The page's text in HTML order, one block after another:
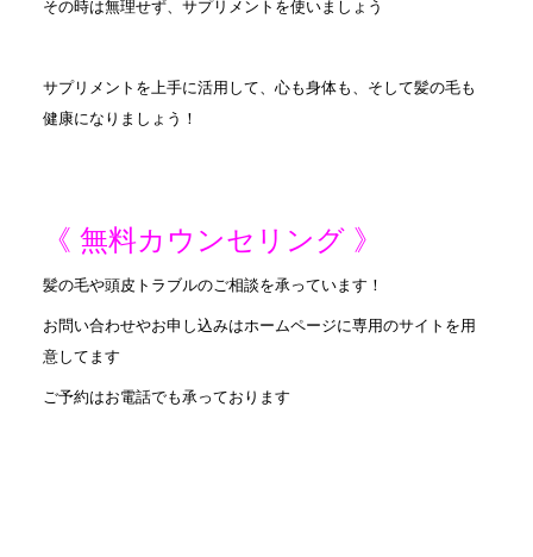
その時は無理せず、サプリメントを使いましょう
サプリメントを上手に活用して、心も身体も、そして髪の毛も
健康になりましょう！
《 無料カウンセリング 》
髪の毛や頭皮トラブルのご相談を承っています！
お問い合わせやお申し込みはホームページに専用のサイトを用
意してます
ご予約はお電話でも承っております